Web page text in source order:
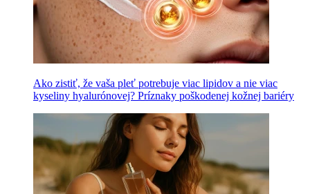
Ako zistiť, že vaša pleť potrebuje viac lipidov a nie viac
kyseliny hyalurónovej? Príznaky poškodenej kožnej bariéry